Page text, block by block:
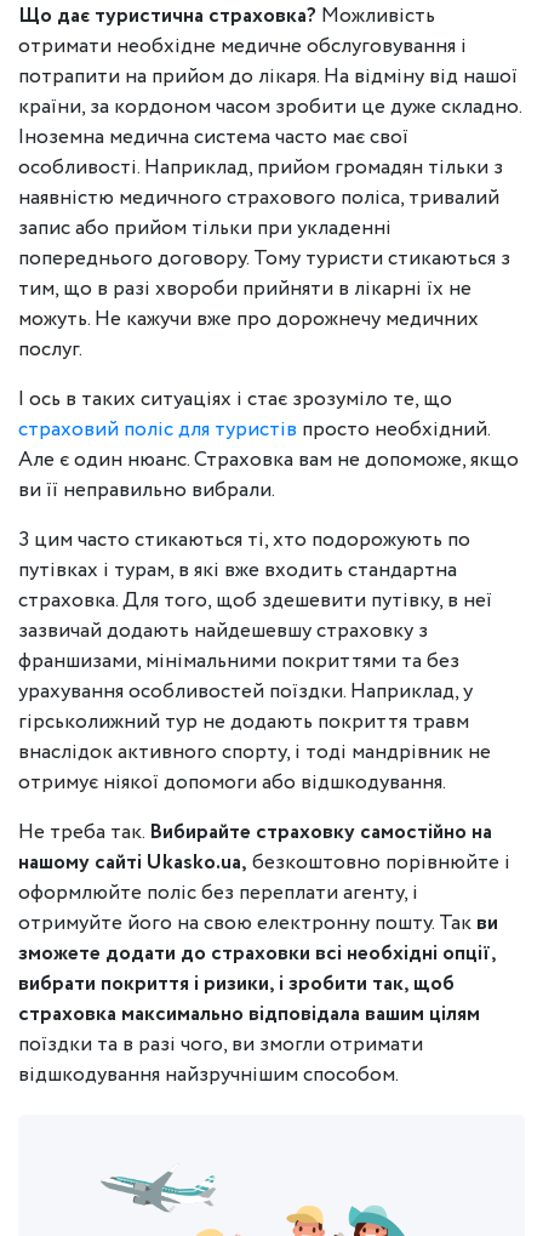
Що дає туристична страховка? Можливість
отримати необхідне медичне обслуговування і
потрапити на прийом до лікаря. На відміну від нашої
країни, за кордоном часом зробити це дуже складно.
Іноземна медична система часто має свої
особливості. Наприклад, прийом громадян тільки з
наявністю медичного страхового поліса, тривалий
запис або прийом тільки при укладенні
попереднього договору. Тому туристи стикаються з
тим, що в разі хвороби прийняти в лікарні їх не
можуть. Не кажучи вже про дорожнечу медичних
послуг.
І ось в таких ситуаціях і стає зрозуміло те, що
страховий поліс для туристів просто необхідний.
Але є один нюанс. Страховка вам не допоможе, якщо
ви її неправильно вибрали.
З цим часто стикаються ті, хто подорожують по
путівках і турам, в які вже входить стандартна
страховка. Для того, щоб здешевити путівку, в неї
зазвичай додають найдешевшу страховку з
франшизами, мінімальними покриттями та без
урахування особливостей поїздки. Наприклад, у
гірськолижний тур не додають покриття травм
внаслідок активного спорту, і тоді мандрівник не
отримує ніякої допомоги або відшкодування.
Не треба так. Вибирайте страховку самостійно на
нашому сайті Ukasko.ua, безкоштовно порівнюйте і
оформлюйте поліс без переплати агенту, і
отримуйте його на свою електронну пошту. Так ви
зможете додати до страховки всі необхідні опції,
вибрати покриття і ризики, і зробити так, щоб
страховка максимально відповідала вашим цілям
поїздки та в разі чого, ви змогли отримати
відшкодування найзручнішим способом.